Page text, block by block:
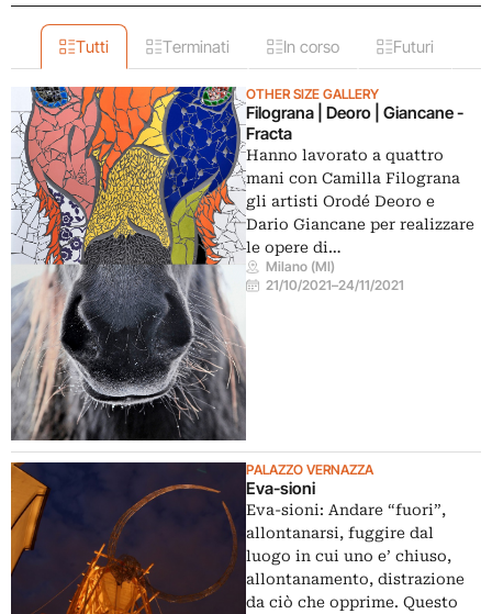
Tutti Terminati In corso Futuri
OTHER SIZE GALLERY
Filograna | Deoro | Giancane -
Fracta
Hanno lavorato a quattro
mani con Camilla Filograna
gli artisti Orodé Deoro e
Dario Giancane per realizzare
le opere di…
Milano (MI)
21/10/2021–24/11/2021
PALAZZO VERNAZZA
Eva-sioni
Eva-sioni: Andare “fuori”,
allontanarsi, fuggire dal
luogo in cui uno e’ chiuso,
allontanamento, distrazione
da ciò che opprime. Questo